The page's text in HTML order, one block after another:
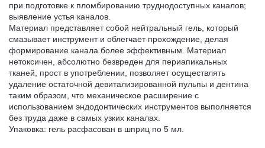
ПОЛИРЫ ДЛЯ ПОЛИРОВАНИЯ, ШЛИФОВАНИЯ
РЕСТАВРАЦИЙ
ПОДКЛАДОЧНЫЕ МАТЕРИАЛЫ
МАТЕРИАЛЫ ДЛЯ ЭНДОДОНТИЧЕСКОГО
ЛЕЧЕНИЯ
CAD/CAM
ПЕСКОСТРУЙНОЕ ОБОРУДОВАНИЕ
ОБОРУДОВАНИЕ ЗУБОТЕХНИЧЕСКОЕ
при подготовке к пломбированию труднодоступных каналов;
выявление устья каналов.
Материал представляет собой нейтральный гель, который
смазывает инструмент и облегчает прохождение, делая
формирование канала более эффективным. Материал
нетоксичен, абсолютно безвреден для периапикальных
тканей, прост в употреблении, позволяет осуществлять
удаление остаточной девитализированной пульпы и дентина
таким образом, что механическое расширение с
использованием эндодонтических инструментов выполняется
без труда даже в самых узких каналах.
Упаковка: гель расфасован в шприц по 5 мл.